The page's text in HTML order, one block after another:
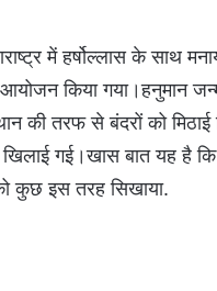
में हर्षोल्लास के साथ
किया गया।हनुमान
की तरफ से बंदरों को
गई।खास बात यह है
कुछ इस तरह सिखाया.